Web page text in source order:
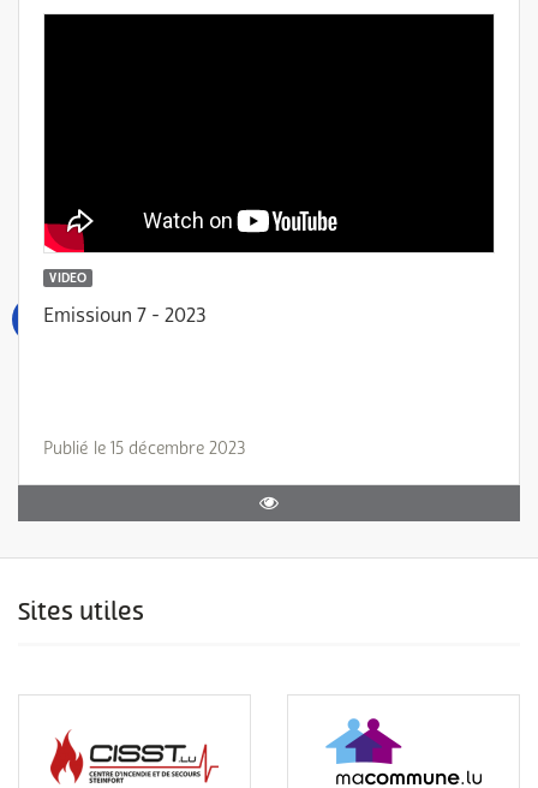
VIDEO
Emissioun 7 - 2023
Publié le 15 décembre 2023
Sites utiles